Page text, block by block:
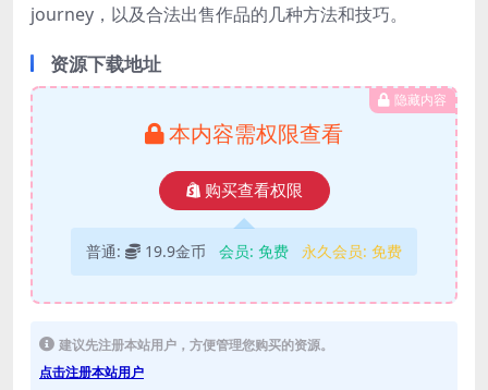
journey，以及合法出售作品的几种方法和技巧。
资源下载地址
隐藏内容
本内容需权限查看
购买查看权限
普通: 19.9金币 会员: 免费 永久会员: 免费
建议先注册本站用户，方便管理您购买的资源。
点击注册本站用户